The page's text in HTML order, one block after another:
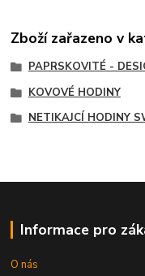
Zboží zařazeno v
PAPRSKOVITÉ -
KOVOVÉ HODINY
NETIKAJCÍ HODINY
Informace pro
O nás